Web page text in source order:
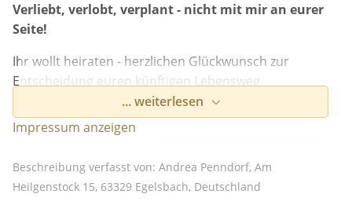
Weitere Informationen zum Datenschutz bei
„Vimeo“ findest Du
Datenschutzerklärung
Verliebt, verlobt, verplant - nicht mit mir an eurer
Seite!
Ihr wollt heiraten - herzlichen Glückwunsch zur
Entscheidung euren künftigen Lebensweg
gemeinsam beschreiten zu wollen.
Eine aufregende und zuweilen stressige
eurer Seite!
... weiterlesen
Impressum anzeigen
Beschreibung verfasst von: Andrea Penndorf, Am
Heilgenstock 15, 63329 Egelsbach, Deutschland